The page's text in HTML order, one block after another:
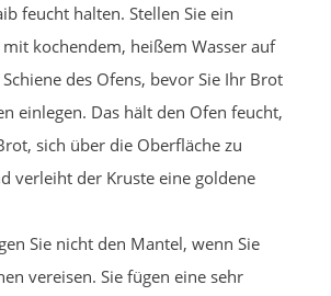
feucht halten. Stellen Sie ein
mit kochendem, heißem Wasser auf
des Ofens, bevor Sie Ihr Brot
einlegen. Das hält den Ofen feucht,
sich über die Oberfläche zu
verleiht der Kruste eine goldene
Sie nicht den Mantel, wenn Sie
vereisen. Sie fügen eine sehr